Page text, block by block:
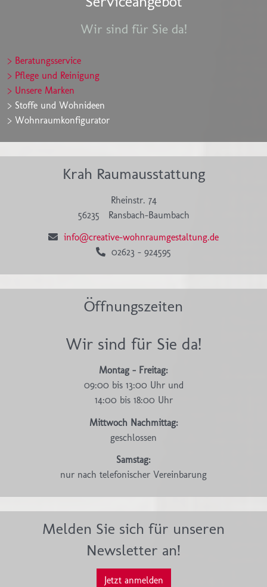
Wir sind für Sie da!
> Beratungsservice
> Pflege und Reinigung
> Unsere Marken
> Stoffe und Wohnideen
> Wohnraumkonfigurator
Krah Raumausstattung
Rheinstr. 74
56235
Ransbach-Baumbach
info@creative-wohnraumgestaltung.de
02623 - 924595
Öffnungszeiten
Wir sind für Sie da!
Montag - Freitag:
09:00 bis 13:00 Uhr und
14:00 bis 18:00 Uhr
Mittwoch Nachmittag:
geschlossen
Samstag:
nur nach telefonischer Vereinbarung
Melden Sie sich für unseren
Newsletter an!
Jetzt anmelden